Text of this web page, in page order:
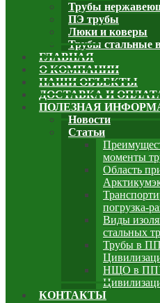
Трубы
ПЭ трубы
Люки и коверы
Трубы стальные
ГЛАВНАЯ
О КОМПАНИИ
НАШИ ОБЪЕКТЫ
ДОСТАВКА И
ПОЛЕЗНАЯ
Новости
Статьи
моменты
Область
погрузка-
Виды
стальных
Трубы в
НЩО в ППУ
КОНТАКТЫ